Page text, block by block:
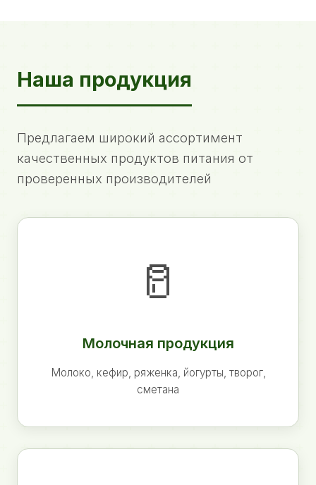
Наша продукция
Предлагаем широкий ассортимент
качественных продуктов питания от
проверенных производителей
🥛
Молочная продукция
Молоко, кефир, ряженка, йогурты, творог,
сметана